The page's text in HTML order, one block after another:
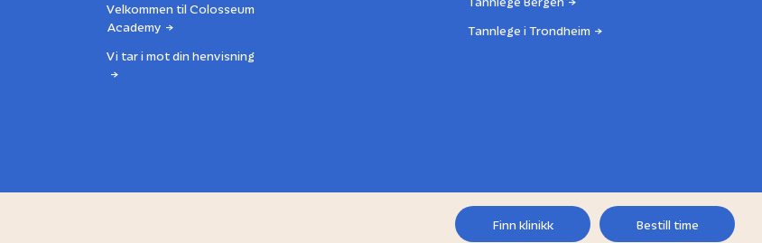
Velkommen til Colosseum
Academy
Vi tar i mot din henvisning
Tannlege i Trondheim
Finn klinikk Bestill time